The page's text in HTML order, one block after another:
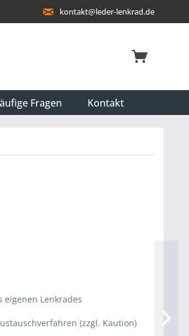
kontakt@leder-lenkrad.de
Fragen Kontakt
eigenen Lenkrades
(zzgl. Kaution)